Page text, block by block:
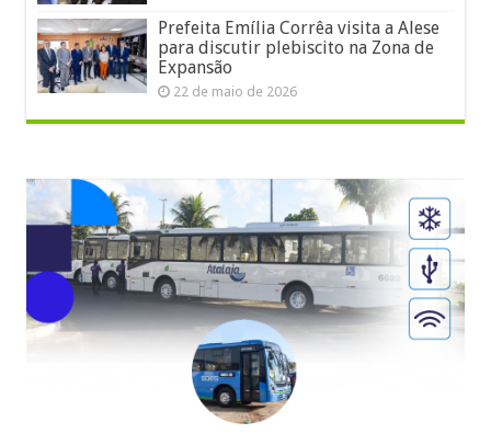
Prefeita Emília Corrêa visita a Alese
para discutir plebiscito na Zona de
Expansão
22 de maio de 2026